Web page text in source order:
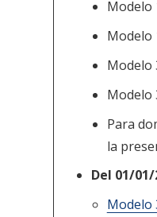
Modelo
Modelo
Modelo
Modelo
Para
la
Del 01/
Modelo